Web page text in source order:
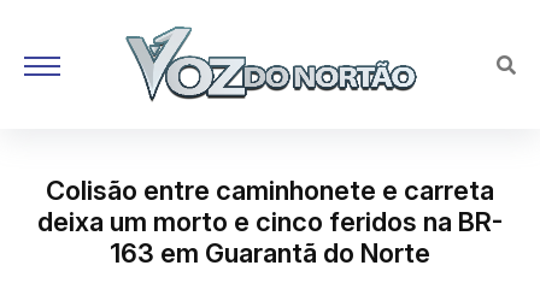
Colisão entre caminhonete e carreta
deixa um morto e cinco feridos na BR-
163 em Guarantã do Norte